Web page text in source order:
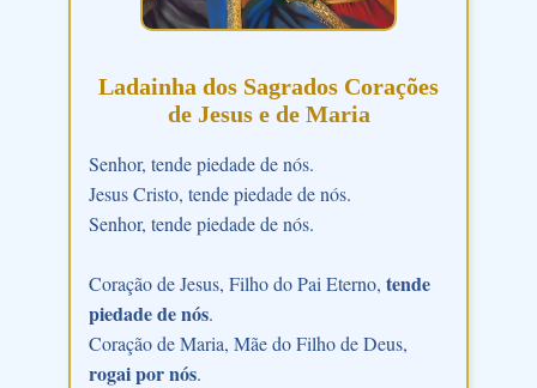
Ladainha dos Sagrados Corações
de Jesus e de Maria
Senhor, tende piedade de nós.
Jesus Cristo, tende piedade de nós.
Senhor, tende piedade de nós.
Coração de Jesus, Filho do Pai Eterno, tende
piedade de nós.
Coração de Maria, Mãe do Filho de Deus,
rogai por nós.